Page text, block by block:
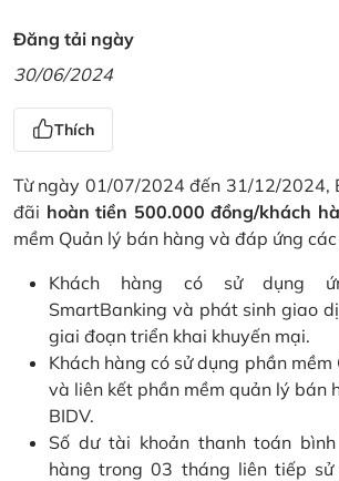
Đăng tải ngày
30/06/2024
Thích
Từ ngày 01/07/2024 đến 31/12/2024,
đãi hoàn tiền 500.000 đồng/khách
mềm Quản lý bán hàng và đáp ứng
Khách hàng có sử dụng
SmartBanking và phát sinh giao
giai đoạn triển khai khuyến mại.
Khách hàng có sử dụng phần
và liên kết phần mềm quản lý bán
BIDV.
Số dư tài khoản thanh toán
hàng trong 03 tháng liên tiếp sử